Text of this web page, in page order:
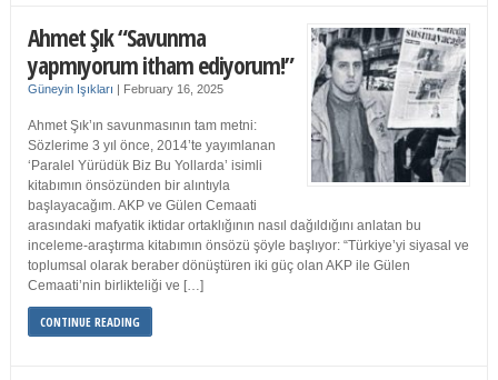
Ahmet Şık “Savunma
yapmıyorum itham ediyorum!”
Güneyin Işıkları | February 16, 2025
Ahmet Şık’ın savunmasının tam metni:
Sözlerime 3 yıl önce, 2014’te yayımlanan
‘Paralel Yürüdük Biz Bu Yollarda’ isimli
kitabımın önsözünden bir alıntıyla
başlayacağım. AKP ve Gülen Cemaati
arasındaki mafyatik iktidar ortaklığının nasıl dağıldığını anlatan bu
inceleme-araştırma kitabımın önsözü şöyle başlıyor: “Türkiye’yi siyasal ve
toplumsal olarak beraber dönüştüren iki güç olan AKP ile Gülen
Cemaati’nin birlikteliği ve […]
CONTINUE READING